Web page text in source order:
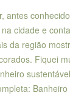
antes
cidade e
da região
Fiquei